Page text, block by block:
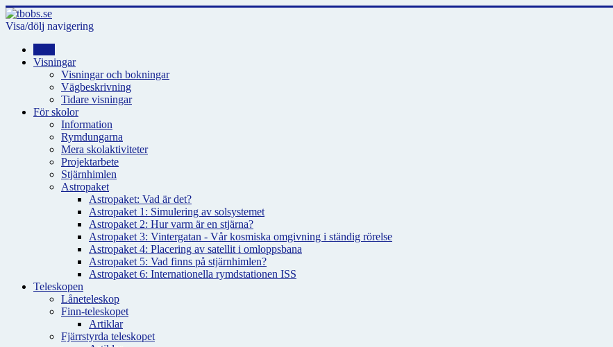
Visa/dölj navigering
Visningar
Visningar och bokningar
Vägbeskrivning
Tidare visningar
För skolor
Information
Rymdungarna
Mera skolaktiviteter
Projektarbete
Stjärnhimlen
Astropaket
Astropaket: Vad är det?
Astropaket 1: Simulering av solsystemet
Astropaket 2: Hur varm är en stjärna?
Astropaket 3: Vintergatan - Vår kosmiska omgivning i ständig rörelse
Astropaket 4: Placering av satellit i omloppsbana
Astropaket 5: Vad finns på stjärnhimlen?
Astropaket 6: Internationella rymdstationen ISS
Teleskopen
Låneteleskop
Finn-teleskopet
Artiklar
Fjärrstyrda teleskopet